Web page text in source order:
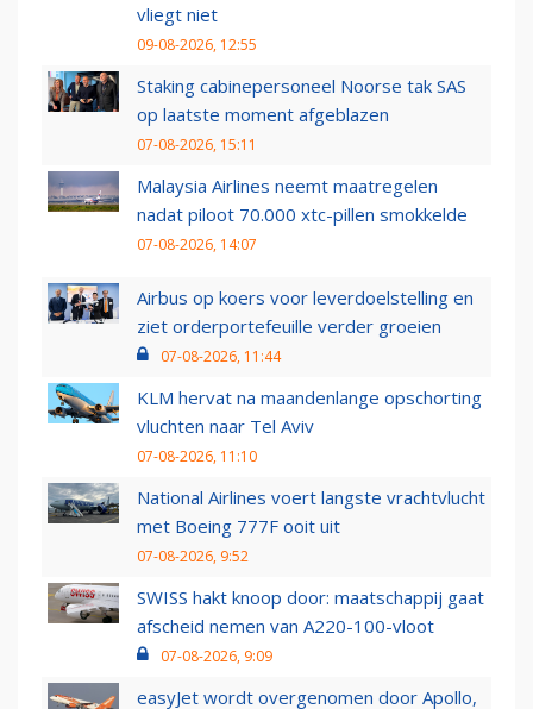
vliegt niet
09-08-2026, 12:55
Staking cabinepersoneel Noorse tak SAS
op laatste moment afgeblazen
07-08-2026, 15:11
Malaysia Airlines neemt maatregelen
nadat piloot 70.000 xtc-pillen smokkelde
07-08-2026, 14:07
Airbus op koers voor leverdoelstelling en
ziet orderportefeuille verder groeien
07-08-2026, 11:44
KLM hervat na maandenlange opschorting
vluchten naar Tel Aviv
07-08-2026, 11:10
National Airlines voert langste vrachtvlucht
met Boeing 777F ooit uit
07-08-2026, 9:52
SWISS hakt knoop door: maatschappij gaat
afscheid nemen van A220-100-vloot
07-08-2026, 9:09
easyJet wordt overgenomen door Apollo,